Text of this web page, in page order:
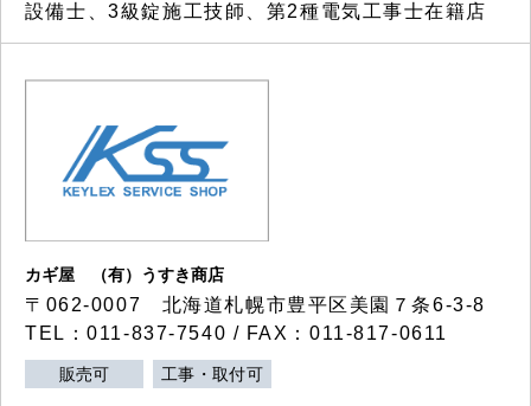
設備士、3級錠施工技師、第2種電気工事士在籍店
カギ屋 （有）うすき商店
〒062-0007 北海道札幌市豊平区美園７条6-3-8
TEL：011-837-7540 / FAX：011-817-0611
販売可 工事・取付可